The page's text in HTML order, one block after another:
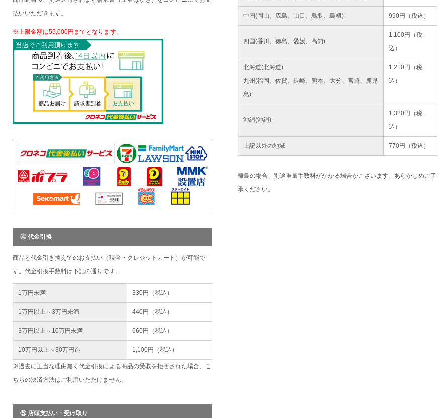
払いいただきます。
※上限金額は55,000円までとなります。
④ 代金引換
商品と代金引き換えでのお支払い（現金・クレジットカード）が可能で
す。代金引換手数料は下記の通りです。
1万円未満 330円（税込）
1万円以上～3万円未満 440円（税込）
3万円以上～10万円未満 660円（税込）
10万円以上～30万円迄 1,100円（税込）
※過去に正当な理由無く代金引換による商品の受取を拒否された場合、こ
ちらの決済方法はご利用いただけません。
⑤ 店頭支払い・受け取り
中国(岡山、広島、山口、鳥取、島根) 990円（税込）
四国(香川、徳島、愛媛、高知)
1,100円（税
込）
北海道(北海道)
九州(福岡、佐賀、長崎、熊本、大分、宮崎、鹿児
島)
1,210円（税
込）
沖縄(沖縄)
1,320円（税
込）
上記以外の地域 770円（税込）
離島の場合、別途重量手数料がかかる場合がこざいます。あらかじめご了
承ください。